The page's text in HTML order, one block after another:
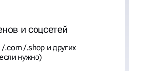
и соцсетей
/.com /.shop и других
нужно)